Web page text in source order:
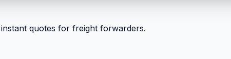
quotes for freight forwarders.